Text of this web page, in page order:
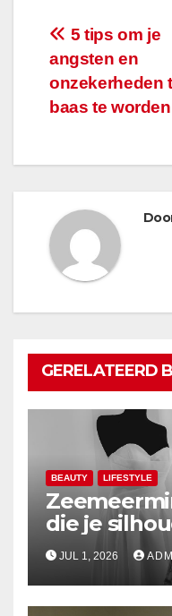
Bericht
5 tips om je
angsten en
onzekerheden
baas te worden
GERELATEERD
BEAUTY LIFESTYLE
die je
JUL 1, 2026